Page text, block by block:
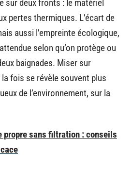
sur deux fronts : le matériel
pertes thermiques. L’écart de
aussi l’empreinte écologique,
selon qu’on protège ou
baignades. Miser sur
fois se révèle souvent plus
de l’environnement, sur la
propre sans filtration : conseils